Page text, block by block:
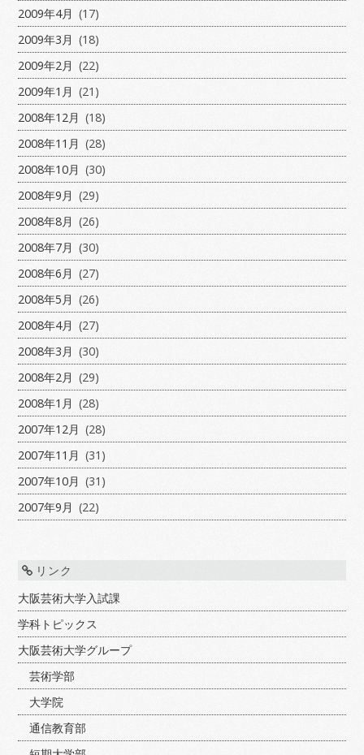
2009年4月 (17)
2009年3月 (18)
2009年2月 (22)
2009年1月 (21)
2008年12月 (18)
2008年11月 (28)
2008年10月 (30)
2008年9月 (29)
2008年8月 (26)
2008年7月 (30)
2008年6月 (27)
2008年5月 (26)
2008年4月 (27)
2008年3月 (30)
2008年2月 (29)
2008年1月 (28)
2007年12月 (28)
2007年11月 (31)
2007年10月 (31)
2007年9月 (22)
リンク
大阪芸術大学入試課
学科トピックス
大阪芸術大学グループ
芸術学部
大学院
通信教育部